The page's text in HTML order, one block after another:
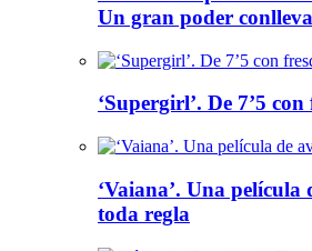
Un gran poder
‘Supergirl’. De 7’5
‘Vaiana’. Una película
toda regla